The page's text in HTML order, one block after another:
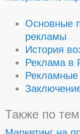
Основные
рекламы
История
Реклама в
Рекламные
Также по